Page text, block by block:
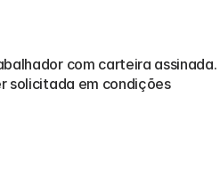
com carteira assinada.
solicitada em condições